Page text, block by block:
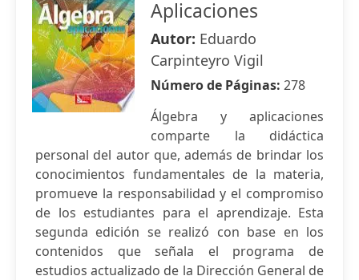
Aplicaciones
Autor: Eduardo
Carpinteyro Vigil
Número de Páginas: 278
Álgebra y aplicaciones
comparte la didáctica
personal del autor que, además de brindar los
conocimientos fundamentales de la materia,
promueve la responsabilidad y el compromiso
de los estudiantes para el aprendizaje. Esta
segunda edición se realizó con base en los
contenidos que señala el programa de
estudios actualizado de la Dirección General de